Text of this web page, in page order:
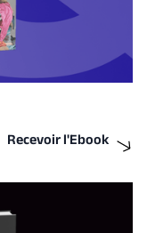
Recevoir l'Ebook